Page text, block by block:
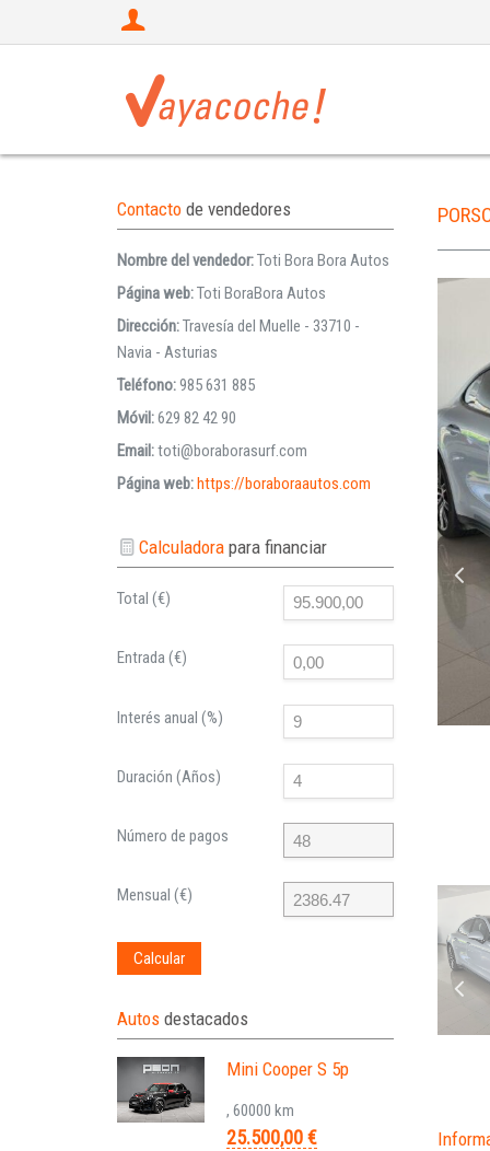
Contacto de vendedores
Nombre del vendedor:Toti Bora Bora Autos
Página web:Toti BoraBora Autos
Dirección:Travesía del Muelle - 33710 -
Navia - Asturias
Teléfono:985 631 885
Móvil:629 82 42 90
Email:toti@boraborasurf.com
Página web:https://boraboraautos.com
Calculadorapara financiar
Total (€)
Entrada (€)
Interés anual (%)
Duración (Años)
Número de pagos
Mensual (€)
Calcular
Autos destacados
Mini Cooper S 5p
, 60000 km
25.500,00 €